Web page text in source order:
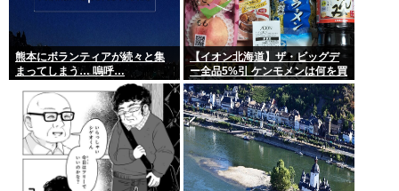
熊本にボランティアが続々と集
まってしまう… 嗚呼…
【イオン北海道】ザ・ビッグデ
ー全品5%引 ケンモメンは何を買
うの？